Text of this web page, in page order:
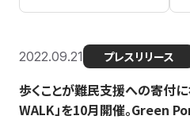
2022.09.21 プレスリリース
歩くことが難民支援への寄付
WALK」を10月開催。Green